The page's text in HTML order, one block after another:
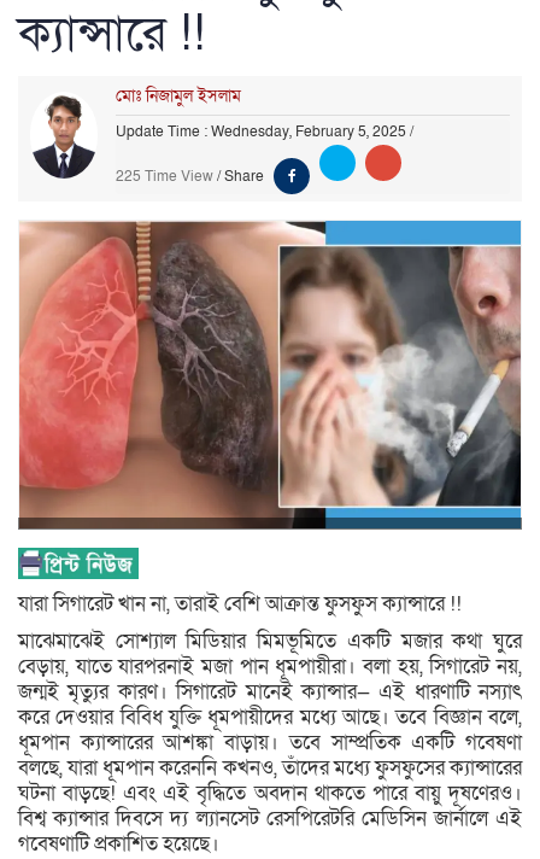
ক্যান্সারে !!
মোঃ নিজামুল ইসলাম
Update Time : Wednesday, February 5, 2025 /
225 Time View/Share
যারা সিগারেট খান না, তারাই বেশি আক্রান্ত ফুসফুস ক্যান্সারে !!
মাঝেমাঝেই সোশ্যাল মিডিয়ার মিমভূমিতে একটি মজার কথা ঘুরে
বেড়ায়, যাতে যারপরনাই মজা পান ধূমপায়ীরা। বলা হয়, সিগারেট নয়,
জন্মই মৃত্যুর কারণ। সিগারেট মানেই ক্যান্সার— এই ধারণাটি নস্যাৎ
করে দেওয়ার বিবিধ যুক্তি ধূমপায়ীদের মধ্যে আছে। তবে বিজ্ঞান বলে,
ধূমপান ক্যান্সারের আশঙ্কা বাড়ায়। তবে সাম্প্রতিক একটি গবেষণা
বলছে, যারা ধূমপান করেননি কখনও, তাঁদের মধ্যে ফুসফুসের ক্যান্সারের
ঘটনা বাড়ছে! এবং এই বৃদ্ধিতে অবদান থাকতে পারে বায়ু দূষণেরও।
বিশ্ব ক্যান্সার দিবসে দ্য ল্যানসেট রেসপিরেটরি মেডিসিন জার্নালে এই
গবেষণাটি প্রকাশিত হয়েছে।